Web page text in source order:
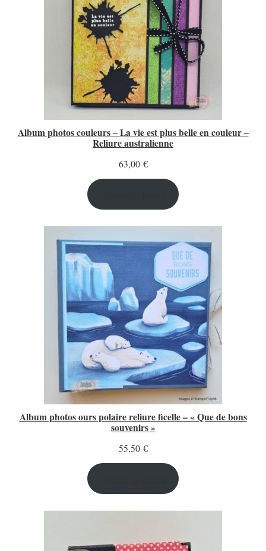
Album photos couleurs – La vie est plus belle en couleur –
Reliure australienne
63,00 €
Album photos ours polaire reliure ficelle – « Que de bons
souvenirs »
55,50 €